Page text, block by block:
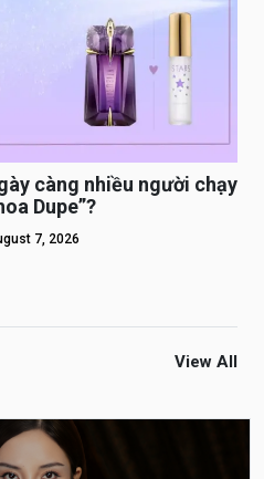
càng nhiều người chạy
Dupe”?
7, 2026
View All